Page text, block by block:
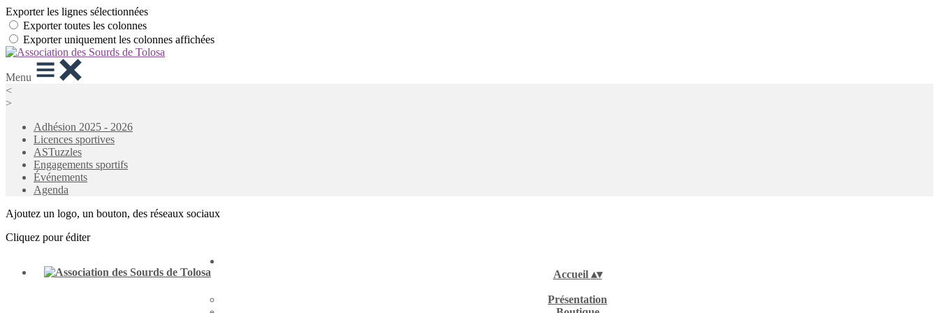
Exporter les lignes sélectionnées
Exporter toutes les colonnes
Exporter uniquement les colonnes affichées
Menu
<
>
Adhésion 2025 - 2026
Licences sportives
ASTuzzles
Engagements sportifs
Événements
Agenda
Ajoutez un logo, un bouton, des réseaux sociaux
Cliquez pour éditer
Accueil ▴▾
Présentation